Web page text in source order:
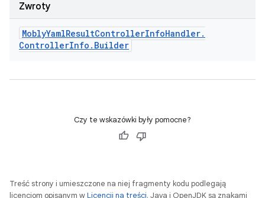
Zwroty
MoblyYamlResultControllerInfoHandler.
ControllerInfo . Builder
Czy te wskazówki były pomocne?
Treść strony i umieszczone na niej fragmenty kodu podlegają
licencjom opisanym wLicencji na treści. Java i OpenJDK są znakami